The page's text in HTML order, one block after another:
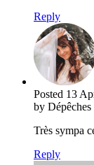
Reply
Posted 13
by
Très sympa
Reply